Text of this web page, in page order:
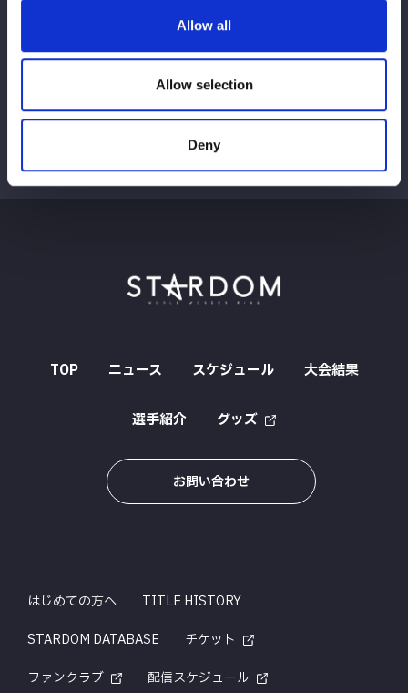
Allow all
Allow selection
Deny
VIEW ALL
TOP ニュース スケジュール 大会結果
選手紹介 グッズ
お問い合わせ
はじめての方へ
TITLE HISTORY
STARDOM DATABASE
チケット
ファンクラブ
配信スケジュール